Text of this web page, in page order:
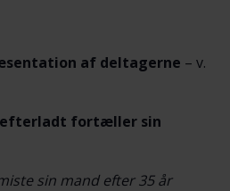
af deltagerne – v.
efterladt fortæller sin
sin mand efter 35 år